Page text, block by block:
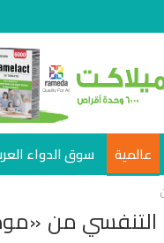
عالمية سوق الدواء
من